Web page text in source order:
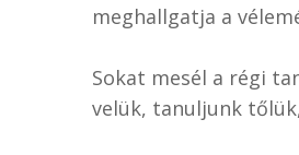
meghallgatja a
Sokat mesél a régi
velük, tanuljunk